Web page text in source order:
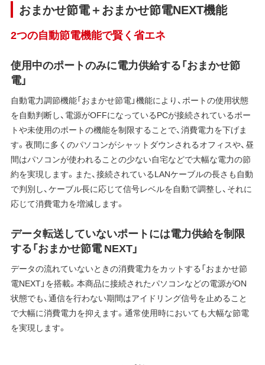
おまかせ節電＋おまかせ節電NEXT機能
2つの自動節電機能で賢く省エネ
使用中のポートのみに電力供給する「おまかせ節
電」
自動電力調節機能「おまかせ節電」機能により、ポートの使用状態
を自動判断し、電源がOFFになっているPCが接続されているポー
トや未使用のポートの機能を制限することで、消費電力を下げま
す。夜間に多くのパソコンがシャットダウンされるオフィスや、昼
間はパソコンが使われることの少ない自宅などで大幅な電力の節
約を実現します。また、接続されているLANケーブルの長さも自動
で判別し、ケーブル長に応じて信号レベルを自動で調整し、それに
応じて消費電力を増減します。
データ転送していないポートには電力供給を制限
する「おまかせ節電 NEXT」
データの流れていないときの消費電力をカットする「おまかせ節
電NEXT」を搭載。本商品に接続されたパソコンなどの電源がON
状態でも、通信を行わない期間はアイドリング信号を止めること
で大幅に消費電力を抑えます。通常使用時においても大幅な節電
を実現します。